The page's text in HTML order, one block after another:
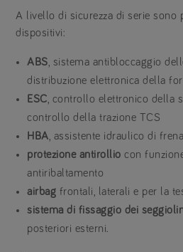
A livello di sicurezza di serie sono
dispositivi:
ABS , sistema antibloccaggio
distribuzione elettronica della
ESC , controllo elettronico della
controllo della trazione TCS
HBA , assistente idraulico di
protezione antirollio con
antiribaltamento
airbag frontali, laterali e per la
sistema di fissaggio dei
posteriori esterni.